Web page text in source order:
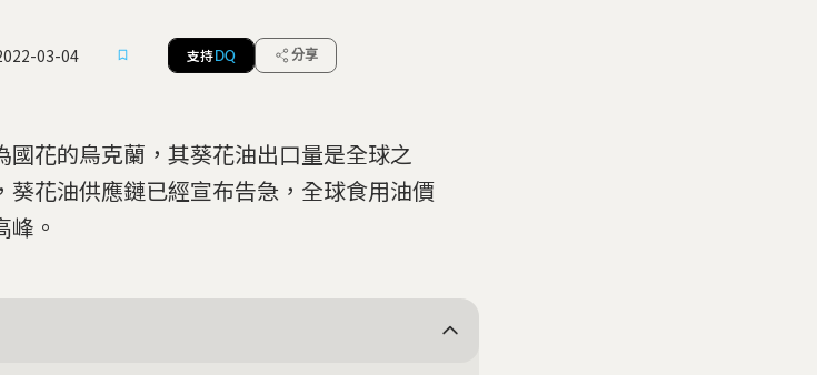
03-04 支持 DQ 分享
國花的烏克蘭，其葵花油出口量是全球之
葵花油供應鏈已經宣布告急，全球食用油價
。